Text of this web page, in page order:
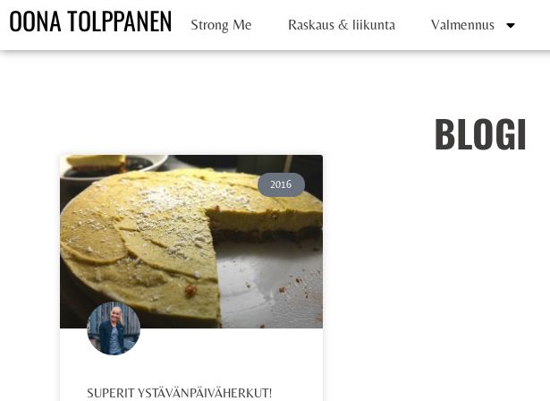
OONA TOLPPANEN Strong Me Raskaus & liikunta Valmennus
BLOGI
2016
SUPERIT YSTÄVÄNPÄIVÄHERKUT!